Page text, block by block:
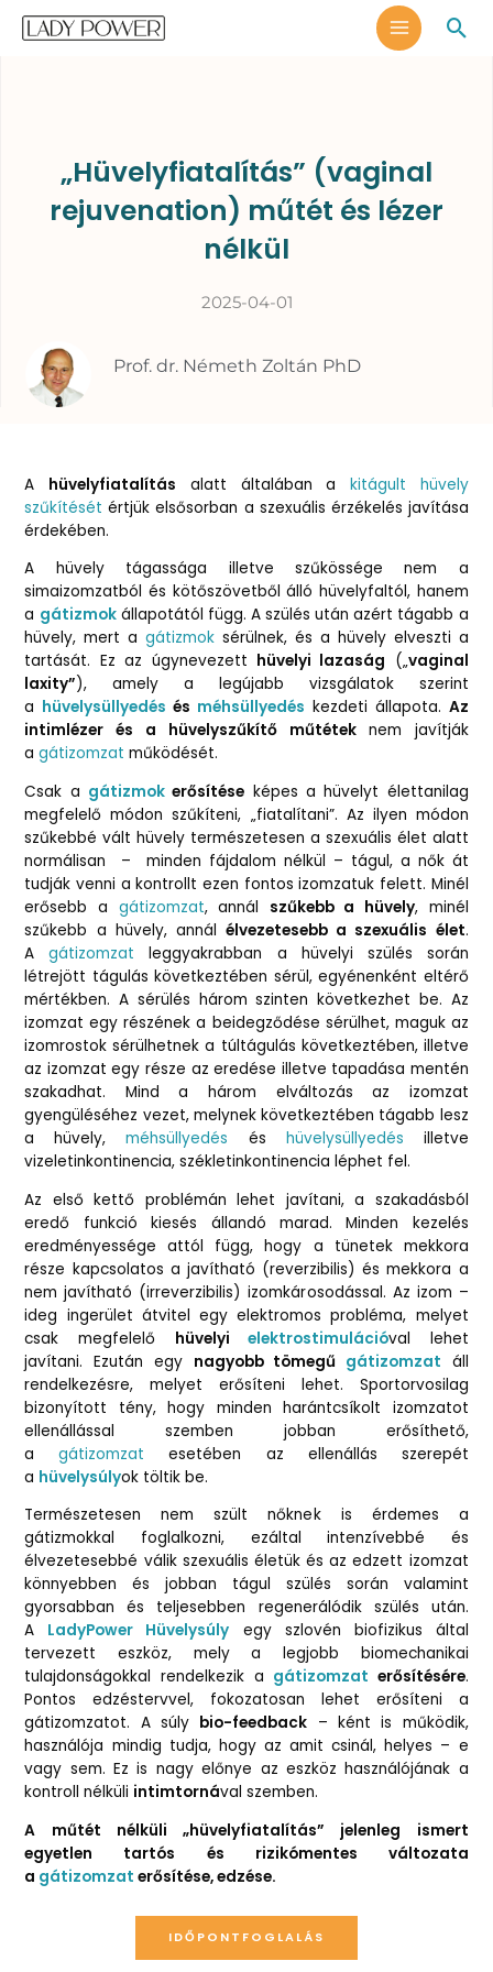
Skip
MAIN
MENU
„Hüvelyfiatalítás” (vaginal
rejuvenation) műtét és lézer
nélkül
2025-04-01
Prof. dr. Németh Zoltán PhD
A hüvelyfiatalítás alatt általában a kitágult hüvely
szűkítését értjük elsősorban a szexuális érzékelés javítása
érdekében.
A hüvely tágassága illetve szűkössége nem a
simaizomzatból és kötőszövetből álló hüvelyfaltól, hanem
a gátizmokállapotától függ. A szülés után azért tágabb a
hüvely, mert agátizmok sérülnek, és a hüvely elveszti a
tartását. Ez az úgynevezett hüvelyi lazaság („vaginal
laxity”), amely a legújabb vizsgálatok szerint
a hüvelysüllyedés és méhsüllyedés kezdeti állapota. Az
intimlézer és a hüvelyszűkítő műtétek nem javítják
agátizomzat működését.
Csak a gátizmok erősítése képes a hüvelyt élettanilag
megfelelő módon szűkíteni, „fiatalítani”. Az ilyen módon
szűkebbé vált hüvely természetesen a szexuális élet alatt
normálisan – minden fájdalom nélkül – tágul, a nők át
tudják venni a kontrollt ezen fontos izomzatuk felett. Minél
erősebb a gátizomzat, annál szűkebb a hüvely, minél
szűkebb a hüvely, annálélvezetesebb a szexuális élet.
Agátizomzat leggyakrabban a hüvelyi szülés során
létrejött tágulás következtében sérül, egyénenként eltérő
mértékben. A sérülés három szinten következhet be. Az
izomzat egy részének a beidegződése sérülhet, maguk az
izomrostok sérülhetnek a túltágulás következtében, illetve
az izomzat egy része az eredése illetve tapadása mentén
szakadhat. Mind a három elváltozás az izomzat
gyengüléséhez vezet, melynek következtében tágabb lesz
a hüvely,méhsüllyedés és hüvelysüllyedés illetve
vizeletinkontinencia, székletinkontinencia léphet fel.
Az első kettő problémán lehet javítani, a szakadásból
eredő funkció kiesés állandó marad. Minden kezelés
eredményessége attól függ, hogy a tünetek mekkora
része kapcsolatos a javítható (reverzibilis) és mekkora a
nem javítható (irreverzibilis) izomkárosodással. Az izom –
ideg ingerület átvitel egy elektromos probléma, melyet
csak megfelelő hüvelyielektrostimulációval lehet
javítani. Ezután egy nagyobb tömegű gátizomzat áll
rendelkezésre, melyet erősíteni lehet. Sportorvosilag
bizonyított tény, hogy minden harántcsíkolt izomzatot
ellenállással szemben jobban erősíthető,
agátizomzat esetében az ellenállás szerepét
a hüvelysúlyok töltik be.
Természetesen nem szült nőknek is érdemes a
gátizmokkal foglalkozni, ezáltal intenzívebbé és
élvezetesebbé válik szexuális életük és az edzett izomzat
könnyebben és jobban tágul szülés során valamint
gyorsabban és teljesebben regenerálódik szülés után.
A LadyPower Hüvelysúly egy szlovén biofizikus által
tervezett eszköz, mely a legjobb biomechanikai
tulajdonságokkal rendelkezik a gátizomzat erősítésére.
Pontos edzéstervvel, fokozatosan lehet erősíteni a
gátizomzatot. A súly bio-feedback – ként is működik,
használója mindig tudja, hogy az amit csinál, helyes – e
vagy sem. Ez is nagy előnye az eszköz használójának a
kontroll nélküli intimtornával szemben.
A műtét nélküli „hüvelyfiatalítás” jelenleg ismert
egyetlen tartós és rizikómentes változata
a gátizomzat erősítése, edzése.
IDŐPONTFOGLALÁS